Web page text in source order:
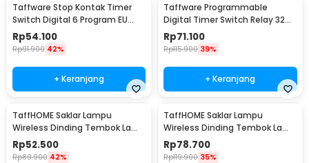
Taffware Stop Kontak Timer
Switch Digital 6 Program EU
Plug 16A 230V - W03
Rp54.100
Rp91.900 42%
+ Keranjang
Taffware Programmable
Digital Timer Switch Relay 32
Program 220V - KG316T
Rp71.100
Rp115.900 39%
+ Keranjang
TaffHOME Saklar Lampu
Wireless Dinding Tembok Lamp
Switch RF 433MHz 1 Gang 1
Receiver - WHK01
Rp52.500
Rp89.900 42%
TaffHOME Saklar Lampu
Wireless Dinding Tembok Lamp
Switch RF 433MHz 2 Gang 2
Receiver - WHK01
Rp78.700
Rp119.900 35%